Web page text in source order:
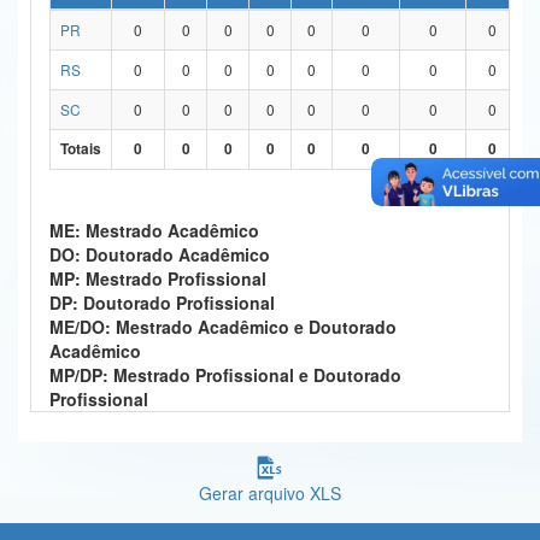
Ministério da Ciência, Tecnologia, Inovações e Comunicações
Ministério do Meio Ambiente
Ministério do Turismo
Ministério do Desenvolvimento Regional
Controladoria-Geral da União
Ministério da Mulher, da Família e dos Direitos Humanos
Secretaria-Geral
Secretaria de Governo
Gabinete de Segurança Institucional
PR
0 0 0 0 0 0 0 0
RS
0 0 0 0 0 0 0 0
SC
0 0 0 0 0 0 0 0
Totais
0 0 0 0 0 0 0 0
ME: Mestrado Acadêmico
DO: Doutorado Acadêmico
MP: Mestrado Profissional
DP: Doutorado Profissional
ME/DO: Mestrado Acadêmico e Doutorado
Acadêmico
MP/DP: Mestrado Profissional e Doutorado
Profissional
Gerar arquivo XLS